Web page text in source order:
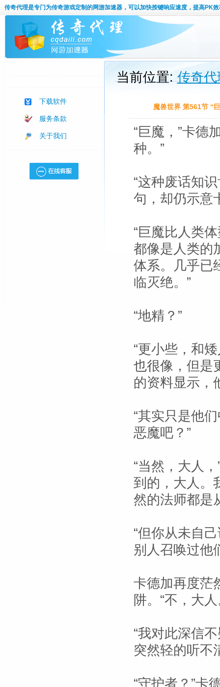
传奇代理是专门为传奇游戏定制的网游加速器，可以加快按键响应速度，提高PK效
下载软件
服务条款
关于我们
当前位置:传奇代
魔兽世界 第561节 “
“巨魔，”卡德
种。”
“这种废话知
句，却仍示意
“巨魔比人类
都像是人类的
体系。几乎已
临灭绝。”
“地精？”
“更小些，和
也很像，但是
的资料显示，
“其实只是他
恶魔吧？”
“当然，大人
到的，大人。
然的法师都是
“但你从未自
别人召唤过他
卡德加再度茫
阱。“不，大
“我对此深信
突然轻的听不
“守护者？”卡